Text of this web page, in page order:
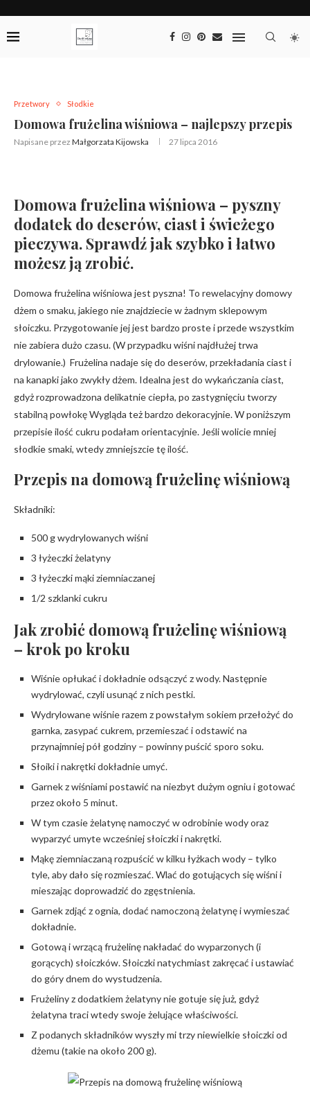
Przetwory Słodkie
Domowa frużelina wiśniowa – najlepszy przepis
Napisane przez Małgorzata Kijowska 27 lipca 2016
Domowa frużelina wiśniowa – pyszny
dodatek do deserów, ciast i świeżego
pieczywa. Sprawdź jak szybko i łatwo
możesz ją zrobić.
Domowa frużelina wiśniowa jest pyszna! To rewelacyjny domowy
dżem o smaku, jakiego nie znajdziecie w żadnym sklepowym
słoiczku. Przygotowanie jej jest bardzo proste i przede wszystkim
nie zabiera dużo czasu. (W przypadku wiśni najdłużej trwa
drylowanie.) Frużelina nadaje się do deserów, przekładania ciast i
na kanapki jako zwykły dżem. Idealna jest do wykańczania ciast,
gdyż rozprowadzona delikatnie ciepła, po zastygnięciu tworzy
stabilną powłokę Wygląda też bardzo dekoracyjnie. W poniższym
przepisie ilość cukru podałam orientacyjnie. Jeśli wolicie mniej
słodkie smaki, wtedy zmniejszcie tę ilość.
Przepis na domową frużelinę wiśniową
Składniki:
500 g wydrylowanych wiśni
3 łyżeczki żelatyny
3 łyżeczki mąki ziemniaczanej
1/2 szklanki cukru
Jak zrobić domową frużelinę wiśniową
– krok po kroku
Wiśnie opłukać i dokładnie odsączyć z wody. Następnie
wydrylować, czyli usunąć z nich pestki.
Wydrylowane wiśnie razem z powstałym sokiem przełożyć do
garnka, zasypać cukrem, przemieszać i odstawić na
przynajmniej pół godziny – powinny puścić sporo soku.
Słoiki i nakrętki dokładnie umyć.
Garnek z wiśniami postawić na niezbyt dużym ogniu i gotować
przez około 5 minut.
W tym czasie żelatynę namoczyć w odrobinie wody oraz
wyparzyć umyte wcześniej słoiczki i nakrętki.
Mąkę ziemniaczaną rozpuścić w kilku łyżkach wody – tylko
tyle, aby dało się rozmieszać. Wlać do gotujących się wiśni i
mieszając doprowadzić do zgęstnienia.
Garnek zdjąć z ognia, dodać namoczoną żelatynę i wymieszać
dokładnie.
Gotową i wrzącą frużelinę nakładać do wyparzonych (i
gorących) słoiczków. Słoiczki natychmiast zakręcać i ustawiać
do góry dnem do wystudzenia.
Frużeliny z dodatkiem żelatyny nie gotuje się już, gdyż
żelatyna traci wtedy swoje żelujące właściwości.
Z podanych składników wyszły mi trzy niewielkie słoiczki od
dżemu (takie na około 200 g).